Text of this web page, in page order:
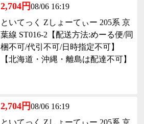
2,704円08/06 16:19
といてっく Zしょーてぃー 205系 京
葉線 ST016-2【配送方法:めーる便/同
梱不可/代引不可/日時指定不可】
【北海道・沖縄・離島は配達不可】
2,704円08/06 16:19
といてっく Zしょーてぃー 205系 京